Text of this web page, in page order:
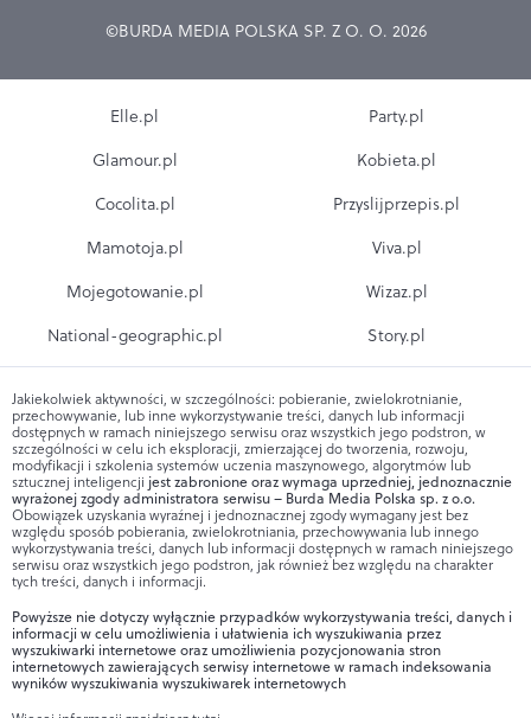
©BURDA MEDIA POLSKA SP. Z O. O. 2026
Elle.pl
Glamour.pl
Cocolita.pl
Mamotoja.pl
Mojegotowanie.pl
National-geographic.pl
Party.pl
Kobieta.pl
Przyslijprzepis.pl
Viva.pl
Wizaz.pl
Story.pl
Jakiekolwiek aktywności, w szczególności: pobieranie, zwielokrotnianie,
przechowywanie, lub inne wykorzystywanie treści, danych lub informacji
dostępnych w ramach niniejszego serwisu oraz wszystkich jego podstron, w
szczególności w celu ich eksploracji, zmierzającej do tworzenia, rozwoju,
modyfikacji i szkolenia systemów uczenia maszynowego, algorytmów lub
sztucznej inteligencji jest zabronione oraz wymaga uprzedniej, jednoznacznie
wyrażonej zgody administratora serwisu – Burda Media Polska sp. z o.o.
Obowiązek uzyskania wyraźnej i jednoznacznej zgody wymagany jest bez
względu sposób pobierania, zwielokrotniania, przechowywania lub innego
wykorzystywania treści, danych lub informacji dostępnych w ramach niniejszego
serwisu oraz wszystkich jego podstron, jak również bez względu na charakter
tych treści, danych i informacji.
Powyższe nie dotyczy wyłącznie przypadków wykorzystywania treści, danych i
informacji w celu umożliwienia i ułatwienia ich wyszukiwania przez
wyszukiwarki internetowe oraz umożliwienia pozycjonowania stron
internetowych zawierających serwisy internetowe w ramach indeksowania
wyników wyszukiwania wyszukiwarek internetowych